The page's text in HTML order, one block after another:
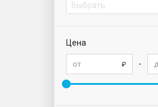
Выбрать
Цена
-